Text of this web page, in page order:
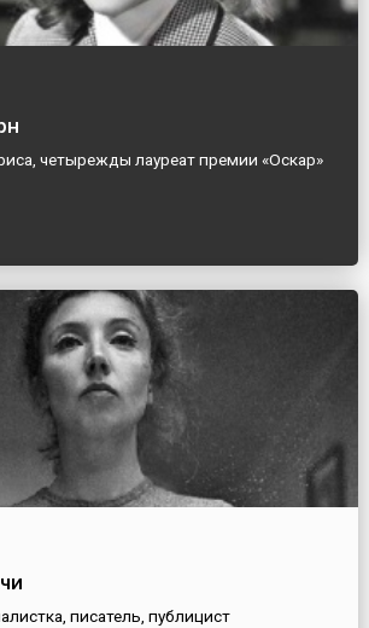
четырежды лауреат премии «Оскар»
писатель, публицист